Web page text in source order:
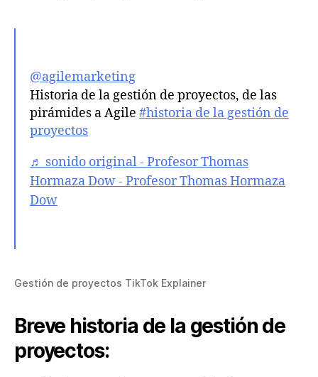
@agilemarketing
Historia de la gestión de proyectos, de las
pirámides a Agile #historia de la gestión de
proyectos
♬ sonido original - Profesor Thomas
Hormaza Dow - Profesor Thomas Hormaza
Dow
Gestión de proyectos TikTok Explainer
Breve historia de la gestión de
proyectos: